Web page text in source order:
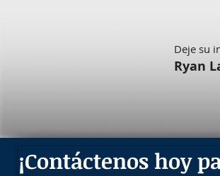
Deje su
Ryan
¡Contáctenos hoy